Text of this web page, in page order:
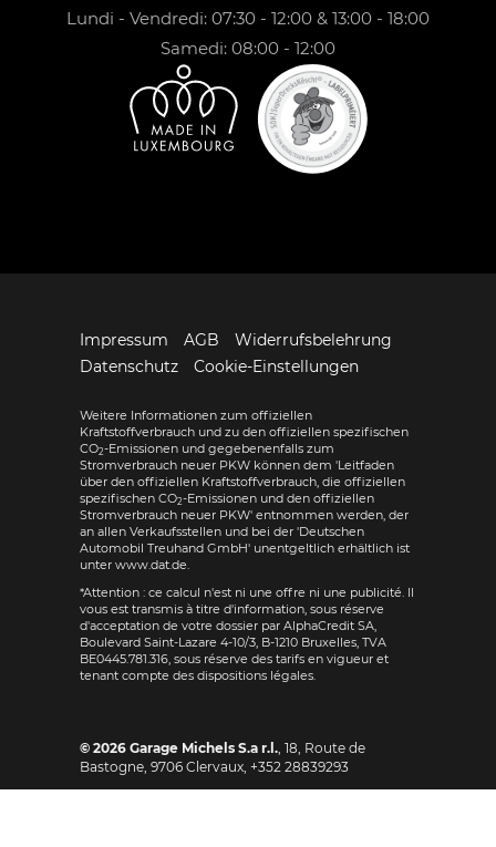
Lundi - Vendredi: 07:30 - 12:00 & 13:00 - 18:00
Samedi: 08:00 - 12:00
Impressum AGB
Widerrufsbelehrung
Datenschutz
Cookie-Einstellungen
Weitere Informationen zum offiziellen
Kraftstoffverbrauch und zu den offiziellen spezifischen
CO2-Emissionen und gegebenenfalls zum
Stromverbrauch neuer PKW können dem 'Leitfaden
über den offiziellen Kraftstoffverbrauch, die offiziellen
spezifischen CO2-Emissionen und den offiziellen
Stromverbrauch neuer PKW' entnommen werden, der
an allen Verkaufsstellen und bei der 'Deutschen
Automobil Treuhand GmbH' unentgeltlich erhältlich ist
unter www.dat.de.
*Attention : ce calcul n'est ni une offre ni une publicité. Il
vous est transmis à titre d'information, sous réserve
d'acceptation de votre dossier par AlphaCredit SA,
Boulevard Saint-Lazare 4-10/3, B-1210 Bruxelles, TVA
BE0445.781.316, sous réserve des tarifs en vigueur et
tenant compte des dispositions légales.
© 2026 Garage Michels S.a r.l. 18, Route de
Bastogne 9706 Clervaux, +352 28839293